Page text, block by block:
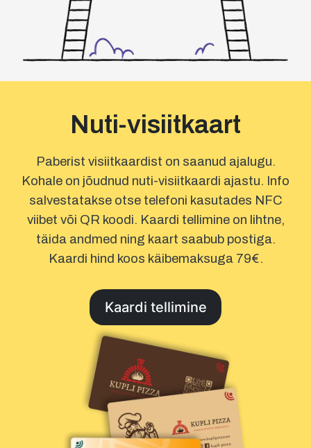
Nuti-visiitkaart
Paberist visiitkaardist on saanud ajalugu.
Kohale on jõudnud nuti-visiitkaardi ajastu. Info
salvestatakse otse telefoni kasutades NFC
viibet või QR koodi. Kaardi tellimine on lihtne,
täida andmed ning kaart saabub postiga.
Kaardi hind koos käibemaksuga 79€.
Kaardi tellimine